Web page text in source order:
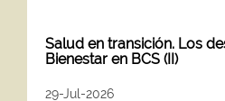
Salud en transición. Los
Bienestar en BCS (II)
29-Jul-2026